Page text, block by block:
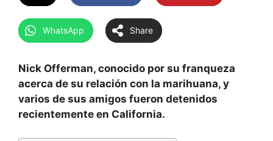
WhatsApp Share
Nick Offerman, conocido por su franqueza
acerca de su relación con la marihuana, y
varios de sus amigos fueron detenidos
recientemente en California.